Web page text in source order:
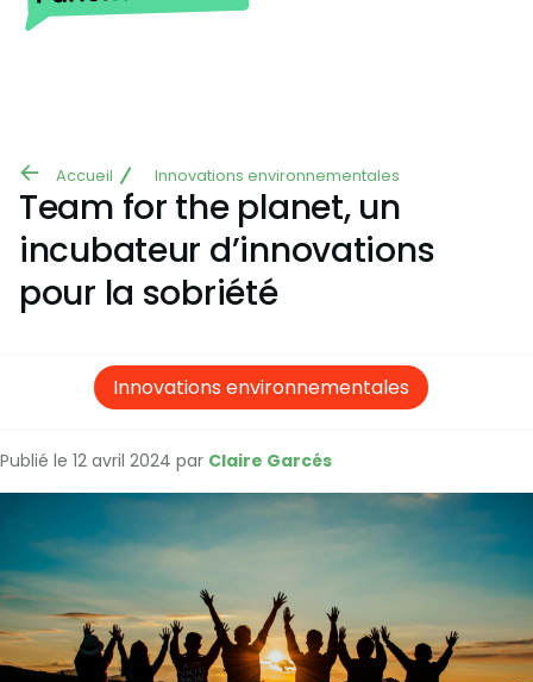
Aller au contenu principal
Fil
d'Ariane
Accueil Innovations environnementales
Team for the planet, un
incubateur d’innovations
pour la sobriété
Innovations environnementales
Publié le 12 avril 2024 par Claire Garcés